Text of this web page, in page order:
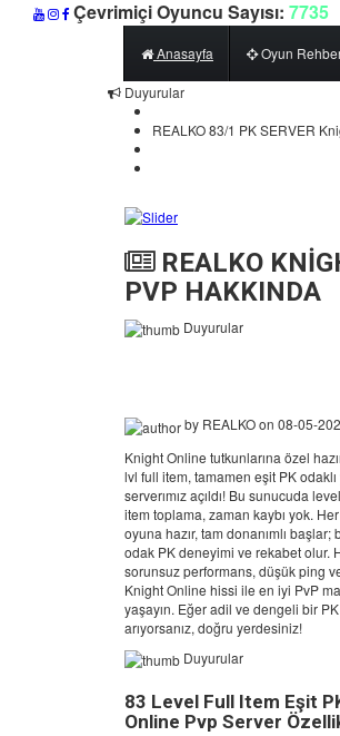
Çevrimiçi Oyuncu Sayısı: 7735
Anasayfa Oyun
Duyurular
REALKO 83/1 PK SERVER
REALKO
PVP HAKKINDA
Duyurular
by REALKOon 08-05-
Knight Online tutkunlarına özel
lvl full item, tamamen eşit PK odaklı
serverımız açıldı! Bu sunucuda
item toplama, zaman kaybı yok.
oyuna hazır, tam donanımlı başlar;
odak PK deneyimi ve rekabet olur.
sorunsuz performans, düşük ping
Knight Online hissi ile en iyi PvP
yaşayın. Eğer adil ve dengeli bir PK
arıyorsanız, doğru yerdesiniz!
Duyurular
83 Level Full Item Eşit
Online Pvp Server